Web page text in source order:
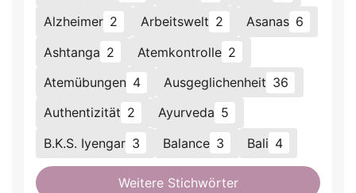
Alzheimer 2 Arbeitswelt 2 Asanas 6
Ashtanga 2 Atemkontrolle 2
Atemübungen 4 Ausgeglichenheit 36
Authentizität 2 Ayurveda 5
B.K.S. Iyengar 3 Balance 3 Bali 4
Weitere Stichwörter